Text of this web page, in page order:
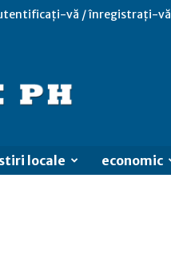
vă / înregistrați-vă
stiri locale economic